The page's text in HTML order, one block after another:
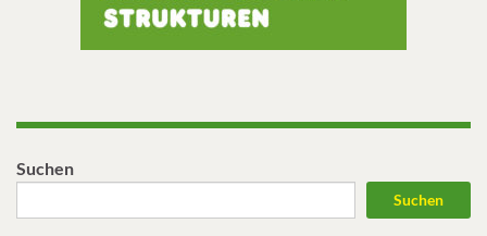
Suchen
Suchen